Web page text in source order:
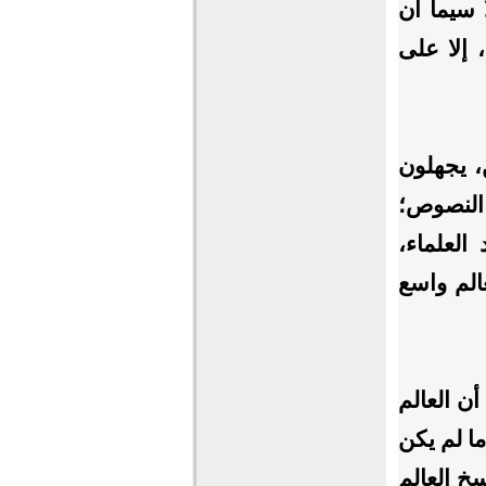
سيما أن
إلا على
يجهلون
واسع
العالم
لم يكن
العالم